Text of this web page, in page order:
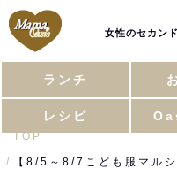
女性のセカン
ランチ
レシピ
TOP
【8/5～8/7こども服マル